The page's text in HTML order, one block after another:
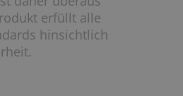
erfüllt alle
hinsichtlich